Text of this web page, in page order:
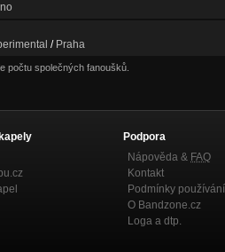
/ Praha
počtu společných fanoušků.
Podpora
Nápověda & FAQ
Kontakt
Podmínky používání
O Bandzone.cz
Loga a dtp.